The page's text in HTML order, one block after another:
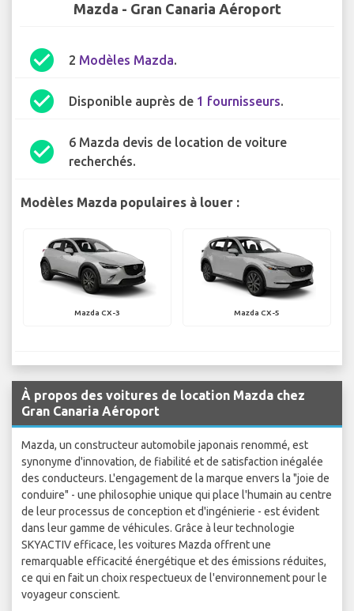
Mazda - Gran Canaria Aéroport
check_circle 2 Modèles Mazda.
check_circle Disponible auprès de 1 fournisseurs.
check_circle
6 Mazda devis de location de voiture
recherchés.
Modèles Mazda populaires à louer :
Mazda CX-3 Mazda CX-5
À propos des voitures de location Mazda chez
Gran Canaria Aéroport
Mazda, un constructeur automobile japonais renommé, est
synonyme d'innovation, de fiabilité et de satisfaction inégalée
des conducteurs. L'engagement de la marque envers la "joie de
conduire" - une philosophie unique qui place l'humain au centre
de leur processus de conception et d'ingénierie - est évident
dans leur gamme de véhicules. Grâce à leur technologie
SKYACTIV efficace, les voitures Mazda offrent une
remarquable efficacité énergétique et des émissions réduites,
ce qui en fait un choix respectueux de l'environnement pour le
voyageur conscient.